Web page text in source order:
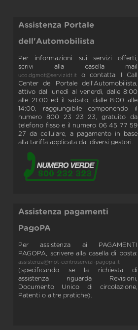
Assistenza Portale
dell'Automobilista
Per informazioni sui servizi offerti,
scrivi alla casella mail
uco.dgmot@servizidt.it
o contatta il Call
Center del Portale dell'Automobilista,
attivo dal lunedì al venerdì, dalle 8:00
alle 21:00 ed il sabato, dalle 8:00 alle
14:00, raggiungibile componendo il
numero 800 23 23 23, gratuito da
telefono fisso e il numero 06 45 77 59
27 da cellulare, a pagamento in base
alla tariffa applicata dai diversi gestori.
Assistenza pagamenti
PagoPA
Per assistenza ai PAGAMENTI
PAGOPA, scrivere alla casella di posta:
assistenza@mot-centroservizi-pagopa.it
(specificando se la richiesta di
assistenza riguarda Revisioni,
Documento Unico di circolazione,
Patenti o altre pratiche).